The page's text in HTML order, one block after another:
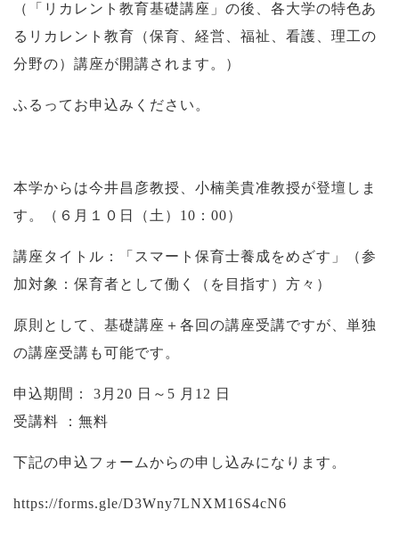
（「リカレント教育基礎講座」の後、各大学の特色あ
るリカレント教育（保育、経営、福祉、看護、理工の
分野の）講座が開講されます。）
ふるってお申込みください。
本学からは今井昌彦教授、小楠美貴准教授が登壇しま
す。（６月１０日（土）10：00）
講座タイトル：「スマート保育士養成をめざす」（参
加対象：保育者として働く（を目指す）方々）
原則として、基礎講座＋各回の講座受講ですが、単独
の講座受講も可能です。
申込期間： 3月20 日～5 月12 日
受講料 ：無料
下記の申込フォームからの申し込みになります。
https://forms.gle/D3Wny7LNXM16S4cN6